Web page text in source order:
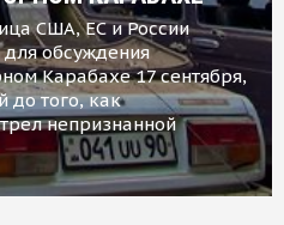
США, ЕС и России
для обсуждения
Карабахе 17 сентября,
до того, как
непризнанной